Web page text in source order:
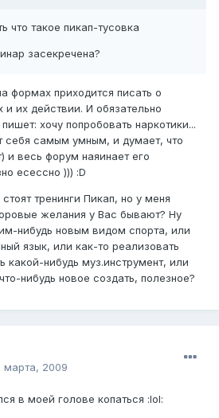
что такое пикап-тусовка
засекречена?
формах приходится писать о
и их действии. И обязательно
хочу попробовать наркотики...
себя самым умным, и думает, что
и весь форум наяинает его
есессно ))) :D
тренинги Пикап, но у меня
желания у Вас бывают? Ну
нибудь новым видом спорта, или
язык, или как-то реализовать
какой-нибудь муз.инструмент, или
нибудь новое создать, полезное?
марта, 2009
в моей голове копаться :lol: